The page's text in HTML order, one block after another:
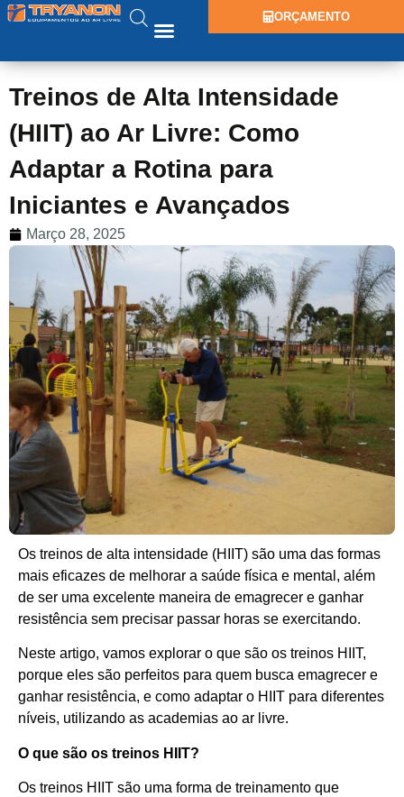
ORÇAMENTO
Treinos de Alta Intensidade
(HIIT) ao Ar Livre: Como
Adaptar a Rotina para
Iniciantes e Avançados
Março 28, 2025
Os treinos de alta intensidade (HIIT) são uma das formas
mais eficazes de melhorar a saúde física e mental, além
de ser uma excelente maneira de emagrecer e ganhar
resistência sem precisar passar horas se exercitando.
Neste artigo, vamos explorar o que são os treinos HIIT,
porque eles são perfeitos para quem busca emagrecer e
ganhar resistência, e como adaptar o HIIT para diferentes
níveis, utilizando as academias ao ar livre.
O que são os treinos HIIT?
Os treinos HIIT são uma forma de treinamento que